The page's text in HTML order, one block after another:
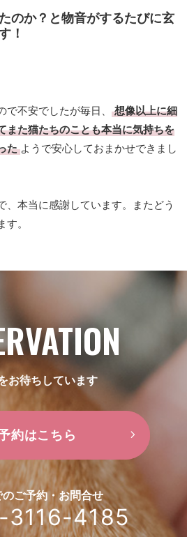
のか？と物音がするたびに玄
！
不安でしたが毎日、
想像以上に細
また猫たちのことも本当に気持ちを
たようで安心しておまかせできまし
、本当に感謝しています。またどう
。
お待ちしています
約はこちら
のご予約・お問合せ
4185